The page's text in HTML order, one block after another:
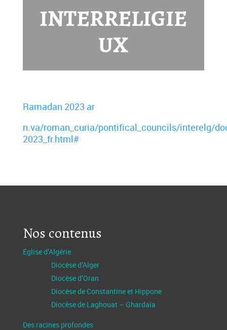
INTERRELIGIE
UX
Ramadan 2023 ar
n.va/roman_curia/pontifical_councils/interelg/
2023_fr.html#
Nos contenus
Église d’Algérie
Diocèse d’Alger
Diocèse d’Oran
Diocèse de Constantine et Hippone
Diocèse de Laghouat – Ghardaïa
Des racines profondes